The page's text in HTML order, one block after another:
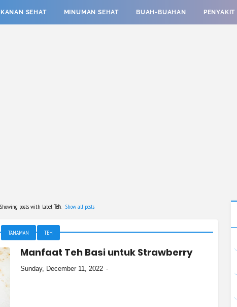
SEHAT MINUMAN SEHAT BUAH-BUAHAN PENYAKIT
Showing posts with labelTeh Show all posts
TANAMAN TEH
Manfaat Teh Basi untuk Strawberry
Sunday, December 11, 2022